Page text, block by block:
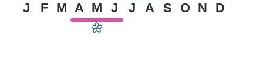
J F M A M J J A S O N D